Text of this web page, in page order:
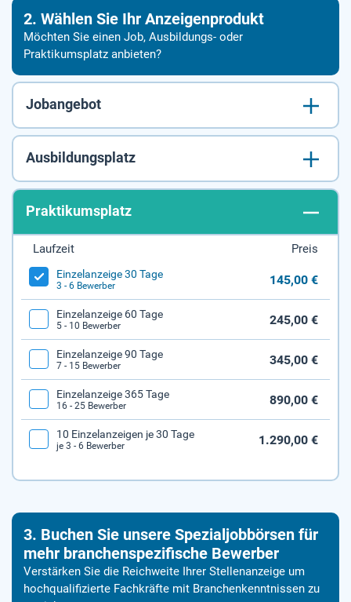
2. Wählen Sie Ihr Anzeigenprodukt
Möchten Sie einen Job, Ausbildungs- oder
Praktikumsplatz anbieten?
Jobangebot
Ausbildungsplatz
Praktikumsplatz
Laufzeit Preis
Einzelanzeige 30 Tage
3 - 6 Bewerber 145,00 €
Einzelanzeige 60 Tage
5 - 10 Bewerber 245,00 €
Einzelanzeige 90 Tage
7 - 15 Bewerber 345,00 €
Einzelanzeige 365 Tage
16 - 25 Bewerber 890,00 €
10 Einzelanzeigen je 30 Tage
je 3 - 6 Bewerber 1.290,00 €
3. Buchen Sie unsere Spezialjobbörsen für
mehr branchenspezifische Bewerber
Verstärken Sie die Reichweite Ihrer Stellenanzeige um
hochqualifizierte Fachkräfte mit Branchenkenntnissen zu